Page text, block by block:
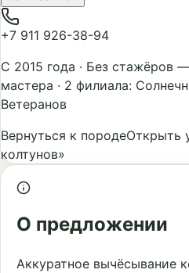
+7 911 926-38-94
С 2015 года · Без стажёров
мастера · 2 филиала:
Ветеранов
Вернуться к породеОткрыть
колтунов»
О предложении
Аккуратное вычёсывание